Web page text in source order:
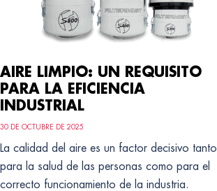
AIRE LIMPIO: UN REQUISITO
PARA LA EFICIENCIA
INDUSTRIAL
30 DE OCTUBRE DE 2025
La calidad del aire es un factor decisivo tanto
para la salud de las personas como para el
correcto funcionamiento de la industria.